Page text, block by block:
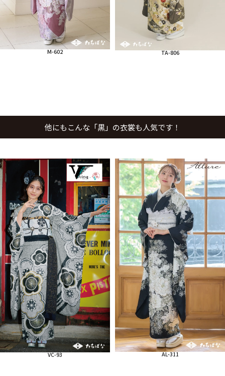
M-602 TA-806
他にもこんな「黒」の衣裳も人気です！
VC-93 AL-311